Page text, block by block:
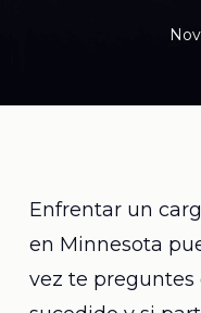
Enfrentar un
en Minnesota
vez te